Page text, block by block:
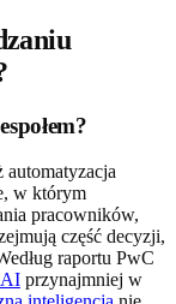
automatyzacja
w którym
pracowników,
część decyzji,
raportu PwC
AI przynajmniej w